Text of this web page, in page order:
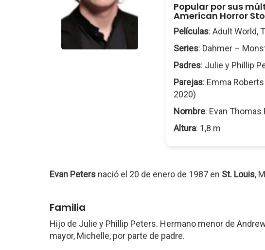
Popular por sus
American Horror
Películas: Adult World,
Series: Dahmer –
Padres: Julie y Phillip
Parejas: Emma
2020)
Nombre: Evan Thomas
Altura: 1,8 m
Evan Peters nació el 20 de enero de 1987 en St. Louis,
Familia
Hijo de Julie y Phillip Peters. Hermano menor de
mayor, Michelle, por parte de padre.